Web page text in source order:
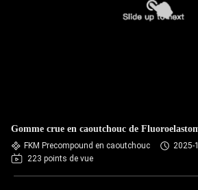
Gomme crue en caoutchouc de
FKM Precompound en caoutchouc
2025-
223 points de vue